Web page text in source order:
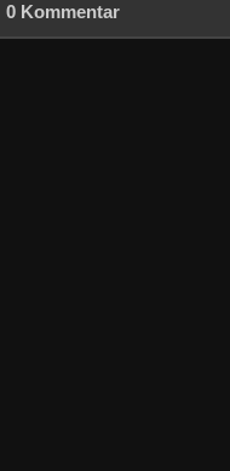
0 Kommentar